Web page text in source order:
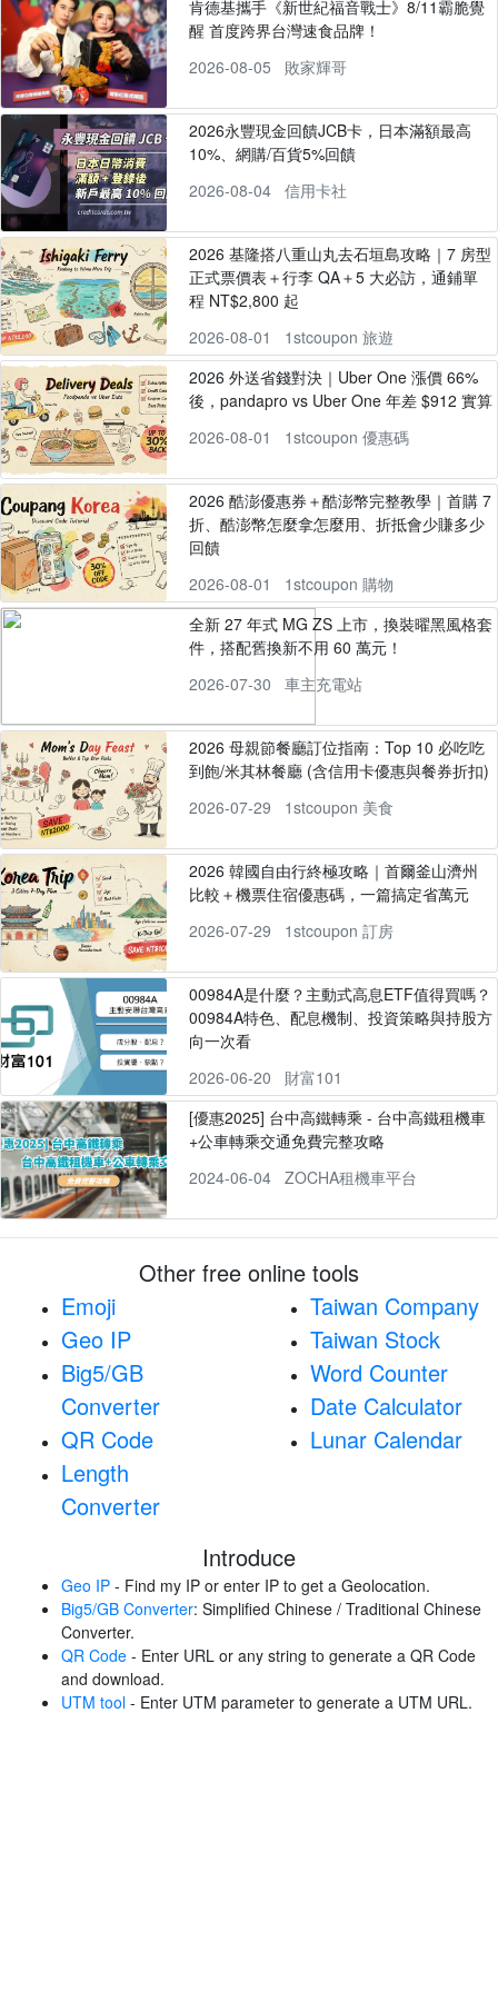
肯德基攜手《新世紀福音戰士》8/11霸脆覺
醒 首度跨界台灣速食品牌！
2026-08-05
敗家輝哥
2026永豐現金回饋JCB卡，日本滿額最高
10%、網購/百貨5%回饋
2026-08-04
信用卡社
2026 基隆搭八重山丸去石垣島攻略｜7 房型
正式票價表＋行李 QA＋5 大必訪，通鋪單
程 NT$2,800 起
2026-08-01
1stcoupon 旅遊
2026 外送省錢對決｜Uber One 漲價 66%
後，pandapro vs Uber One 年差 $912 實算
2026-08-01
1stcoupon 優惠碼
2026 酷澎優惠券＋酷澎幣完整教學｜首購 7
折、酷澎幣怎麼拿怎麼用、折抵會少賺多少
回饋
2026-08-01
1stcoupon 購物
全新 27 年式 MG ZS 上市，換裝曜黑風格套
件，搭配舊換新不用 60 萬元！
2026-07-30
車主充電站
2026 母親節餐廳訂位指南：Top 10 必吃吃
到飽/米其林餐廳 (含信用卡優惠與餐券折扣)
2026-07-29
1stcoupon 美食
2026 韓國自由行終極攻略｜首爾釜山濟州
比較＋機票住宿優惠碼，一篇搞定省萬元
2026-07-29
1stcoupon 訂房
00984A是什麼？主動式高息ETF值得買嗎？
00984A特色、配息機制、投資策略與持股方
向一次看
2026-06-20
財富101
[優惠2025] 台中高鐵轉乘 - 台中高鐵租機車
+公車轉乘交通免費完整攻略
2024-06-04
ZOCHA租機車平台
Other free online tools
Emoji
Geo IP
Big5/GB
Converter
QR Code
Length
Converter
Taiwan Company
Taiwan Stock
Word Counter
Date Calculator
Lunar Calendar
Introduce
Geo IP - Find my IP or enter IP to get a Geolocation.
Big5/GB Converter: Simplified Chinese / Traditional Chinese
Converter.
QR Code - Enter URL or any string to generate a QR Code
and download.
UTM tool - Enter UTM parameter to generate a UTM URL.